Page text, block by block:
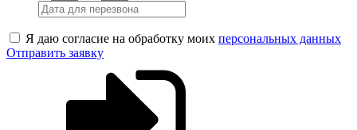
Я даю согласие на обработку моих персональных данных
Отправить заявку